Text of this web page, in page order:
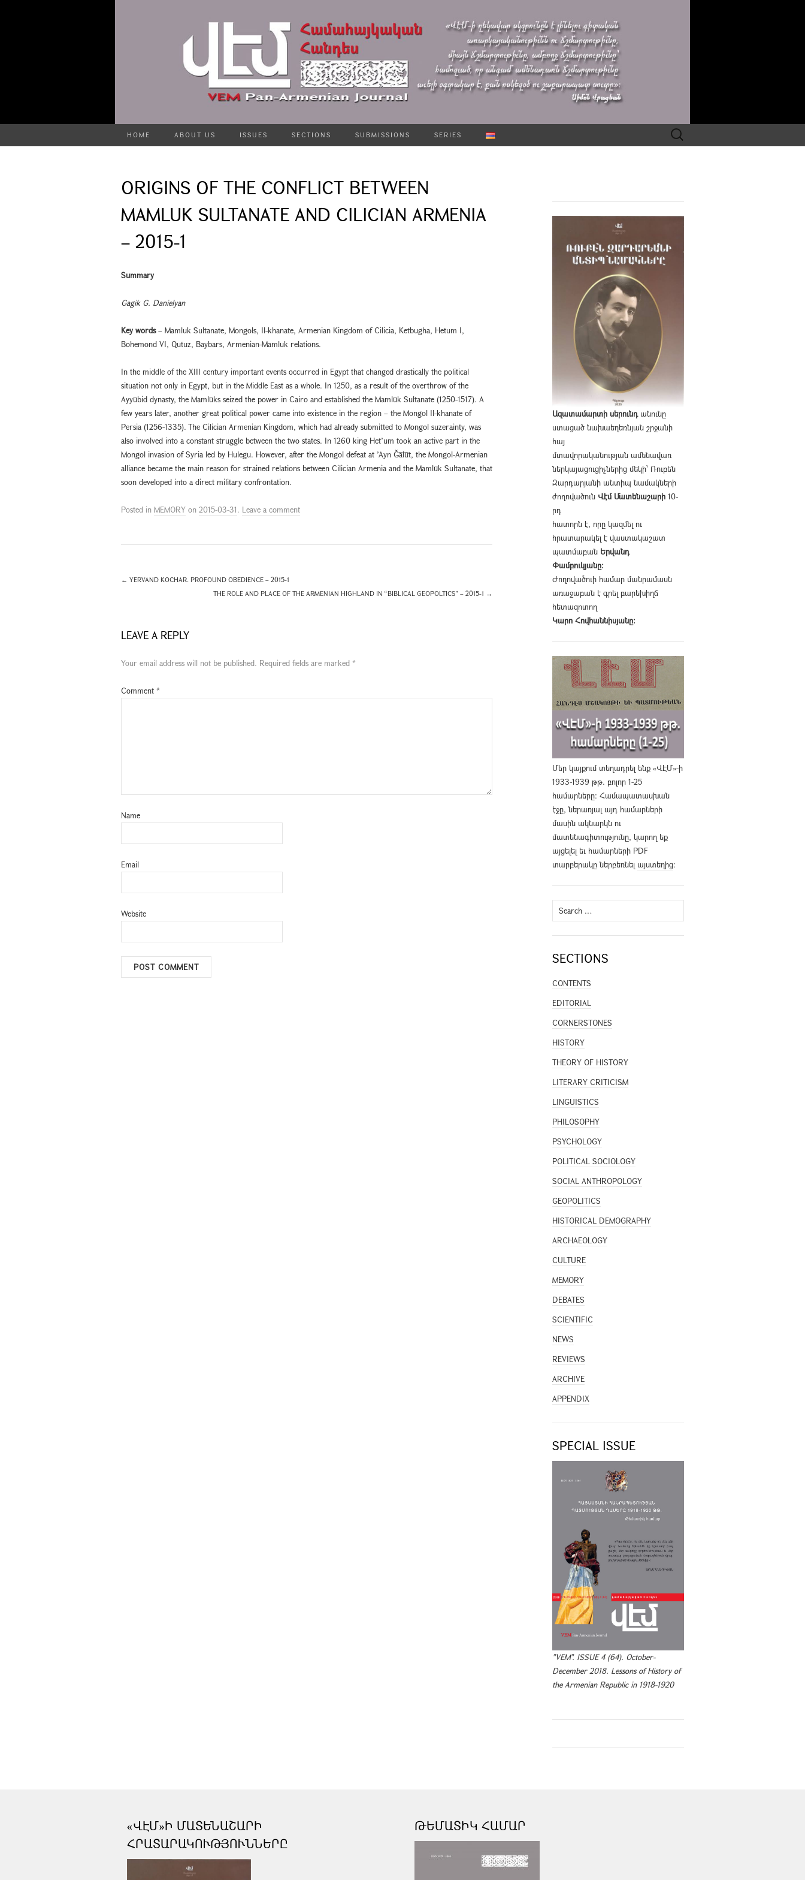
HOME ABOUT US ISSUES SECTIONS SUBMISSIONS SERIES
Search
for:
ORIGINS OF THE CONFLICT BETWEEN
MAMLUK SULTANATE AND CILICIAN ARMENIA
– 2015-1
Summary
Gagik G. Danielyan
Key words– Mamluk Sultanate, Mongols, Il-khanate, Armenian Kingdom of Cilicia, Ketbugha, Hetum I,
Bohemond VI, Qutuz, Baybars, Armenian-Mamluk relations.
In the middle of the XIII century important events occurred in Egypt that changed drastically the political
situation not only in Egypt, but in the Middle East as a whole. In 1250, as a result of the overthrow of the
Ayyūbid dynasty, the Mamlūks seized the power in Cairo and established the Mamlūk Sultanate (1250-1517). A
few years later, another great political power came into existence in the region – the Mongol Il-khanate of
Persia (1256-1335). The Cilician Armenian Kingdom, which had already submitted to Mongol suzerainty, was
also involved into a constant struggle between the two states. In 1260 king Het’um tооk an active part in the
Mongol invasion of Syria led by Hulegu. However, after the Mongol defeat at ’Ayn Ğālūt, the Mongol-Armenian
alliance became the main reason for strained relations between Cilician Armenia and the Mamlūk Sultanate, that
soon developed into a direct military confrontation.
Posted in MEMORY on 2015-03-31. Leave a comment
← YERVAND KOCHAR. PROFOUND OBEDIENCE – 2015-1
THE ROLE AND PLACE OF THE ARMENIAN HIGHLAND IN “BIBLICAL GEOPOLTICS” – 2015-1 →
LEAVE A REPLY
Your email address will not be published. Required fields are marked *
Comment *
Name
Email
Website
Ազատամարտի սերունդանունը
ստացած նախաեղեռնյան շրջանի
հայ
մտավորականության ամենավառ
ներկայացուցիչներից մեկի՝ Ռուբեն
Զարդարյանի անտիպ նամակների
ժողովածուն Վէմ Մատենաշարի 10-
րդ
հատորն է, որը կազմել ու
հրատարակել է վաստակաշատ
պատմաբան Երվանդ
Փամբուկյանը։
Ժողովածուի համար մանրամասն
առաջաբան է գրել բարեխիղճ
հետազոտող
Կարո Հովհաննիսյանը։
Մեր կայքում տեղադրել ենք «ՎԷՄ»-ի
1933-1939 թթ. բոլոր 1-25
համարները։ Համապատասխան
էջը, ներառյալ այդ համարների
մասին ակնարկն ու
մատենագիտությունը, կարող եք
այցելել եւ համարների PDF
տարբերակը ներբեռնել այստեղից։
Search
for:
SECTIONS
CONTENTS
EDITORIAL
CORNERSTONES
HISTORY
THEORY OF HISTORY
LITERARY CRITICISM
LINGUISTICS
PHILOSOPHY
PSYCHOLOGY
POLITICAL SOCIOLOGY
SOCIAL ANTHROPOLOGY
GEOPOLITICS
HISTORICAL DEMOGRAPHY
ARCHAEOLOGY
CULTURE
MEMORY
DEBATES
SCIENTIFIC
NEWS
REVIEWS
ARCHIVE
APPENDIX
SPECIAL ISSUE
"VEM". ISSUE 4 (64). October-
December 2018. Lessons of History of
the Armenian Republic in 1918-1920
«ՎԷՄ»Ի ՄԱՏԵՆԱՇԱՐԻ
ՀՐԱՏԱՐԱԿՈՒԹՅՈՒՆՆԵՐԸ
ԹԵՄԱՏԻԿ ՀԱՄԱՐ